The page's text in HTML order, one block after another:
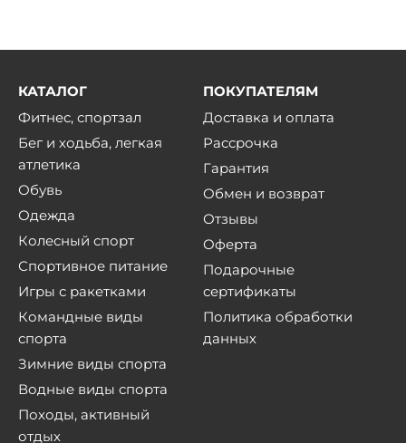
КАТАЛОГ
Фитнес, спортзал
Бег и ходьба, легкая
атлетика
Обувь
Одежда
Колесный спорт
Спортивное питание
Игры с ракетками
Командные виды
спорта
Зимние виды спорта
Водные виды спорта
Походы, активный
отдых
ПОКУПАТЕЛЯМ
Доставка и оплата
Рассрочка
Гарантия
Обмен и возврат
Отзывы
Оферта
Подарочные
сертификаты
Политика обработки
данных